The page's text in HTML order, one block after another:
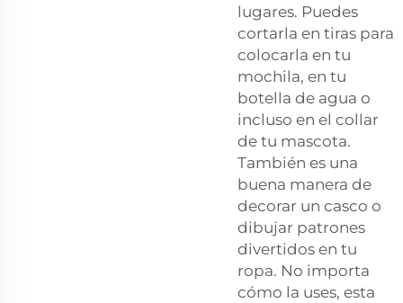
lugares. Puedes
cortarla en tiras para
colocarla en tu
mochila, en tu
botella de agua o
incluso en el collar
de tu mascota.
También es una
buena manera de
decorar un casco o
dibujar patrones
divertidos en tu
ropa. No importa
cómo la uses, esta